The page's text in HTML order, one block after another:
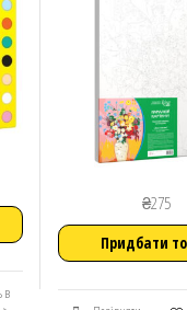
в
₴275
Придбати